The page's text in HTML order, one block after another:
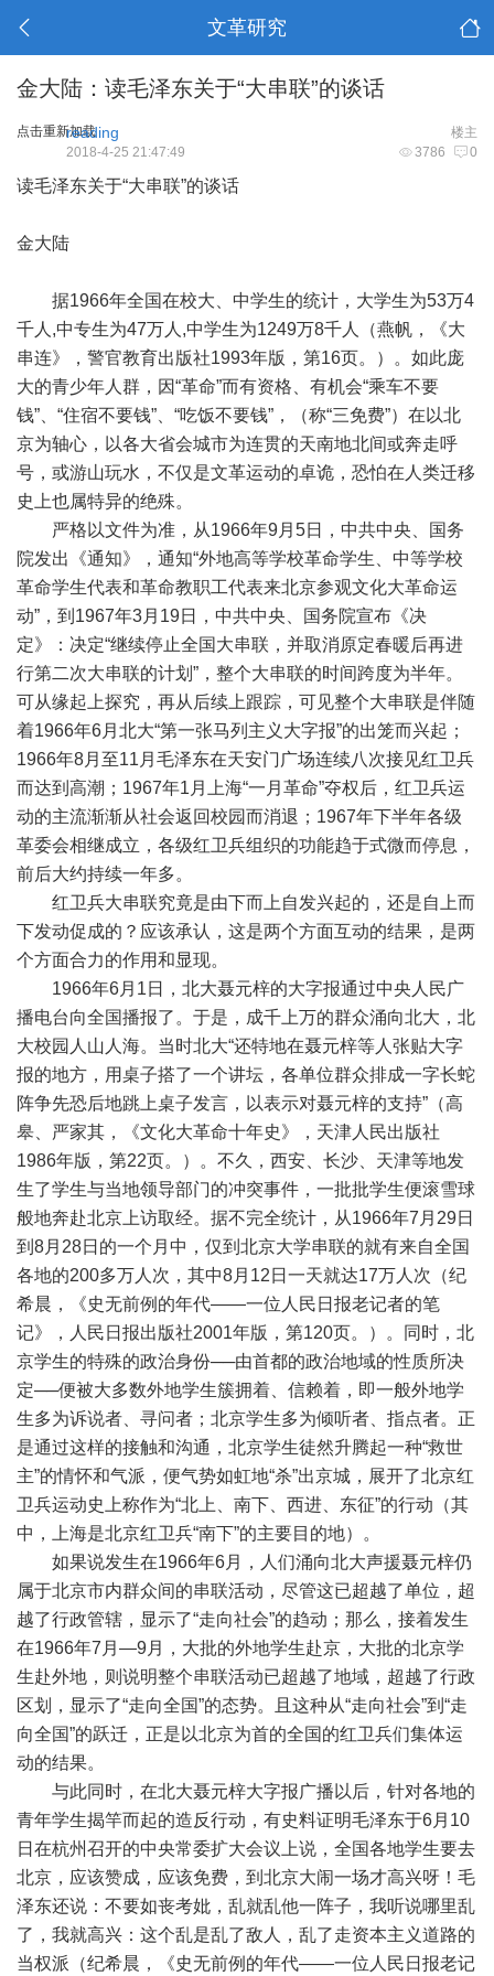
文革研究
金大陆：读毛泽东关于“大串联”的谈话
点击重新加载 楼主
reading
3786 0
2018-4-25 21:47:49
读毛泽东关于“大串联”的谈话
金大陆
据1966年全国在校大、中学生的统计，大学生为53万4
千人,中专生为47万人,中学生为1249万8千人（燕帆，《大
串连》，警官教育出版社1993年版，第16页。）。如此庞
大的青少年人群，因“革命”而有资格、有机会“乘车不要
钱”、“住宿不要钱”、“吃饭不要钱”，（称“三免费”）在以北
京为轴心，以各大省会城市为连贯的天南地北间或奔走呼
号，或游山玩水，不仅是文革运动的卓诡，恐怕在人类迁移
史上也属特异的绝殊。
严格以文件为准，从1966年9月5日，中共中央、国务
院发出《通知》，通知“外地高等学校革命学生、中等学校
革命学生代表和革命教职工代表来北京参观文化大革命运
动”，到1967年3月19日，中共中央、国务院宣布《决
定》：决定“继续停止全国大串联，并取消原定春暖后再进
行第二次大串联的计划”，整个大串联的时间跨度为半年。
可从缘起上探究，再从后续上跟踪，可见整个大串联是伴随
着1966年6月北大“第一张马列主义大字报”的出笼而兴起；
1966年8月至11月毛泽东在天安门广场连续八次接见红卫兵
而达到高潮；1967年1月上海“一月革命”夺权后，红卫兵运
动的主流渐渐从社会返回校园而消退；1967年下半年各级
革委会相继成立，各级红卫兵组织的功能趋于式微而停息，
前后大约持续一年多。
红卫兵大串联究竟是由下而上自发兴起的，还是自上而
下发动促成的？应该承认，这是两个方面互动的结果，是两
个方面合力的作用和显现。
1966年6月1日，北大聂元梓的大字报通过中央人民广
播电台向全国播报了。于是，成千上万的群众涌向北大，北
大校园人山人海。当时北大“还特地在聂元梓等人张贴大字
报的地方，用桌子搭了一个讲坛，各单位群众排成一字长蛇
阵争先恐后地跳上桌子发言，以表示对聂元梓的支持”（高
皋、严家其，《文化大革命十年史》，天津人民出版社
1986年版，第22页。）。不久，西安、长沙、天津等地发
生了学生与当地领导部门的冲突事件，一批批学生便滚雪球
般地奔赴北京上访取经。据不完全统计，从1966年7月29日
到8月28日的一个月中，仅到北京大学串联的就有来自全国
各地的200多万人次，其中8月12日一天就达17万人次（纪
希晨，《史无前例的年代——一位人民日报老记者的笔
记》，人民日报出版社2001年版，第120页。）。同时，北
京学生的特殊的政治身份──由首都的政治地域的性质所决
定──便被大多数外地学生簇拥着、信赖着，即一般外地学
生多为诉说者、寻问者；北京学生多为倾听者、指点者。正
是通过这样的接触和沟通，北京学生徒然升腾起一种“救世
主”的情怀和气派，便气势如虹地“杀”出京城，展开了北京红
卫兵运动史上称作为“北上、南下、西进、东征”的行动（其
中，上海是北京红卫兵“南下”的主要目的地）。
如果说发生在1966年6月，人们涌向北大声援聂元梓仍
属于北京市内群众间的串联活动，尽管这已超越了单位，超
越了行政管辖，显示了“走向社会”的趋动；那么，接着发生
在1966年7月—9月，大批的外地学生赴京，大批的北京学
生赴外地，则说明整个串联活动已超越了地域，超越了行政
区划，显示了“走向全国”的态势。且这种从“走向社会”到“走
向全国”的跃迁，正是以北京为首的全国的红卫兵们集体运
动的结果。
与此同时，在北大聂元梓大字报广播以后，针对各地的
青年学生揭竿而起的造反行动，有史料证明毛泽东于6月10
日在杭州召开的中央常委扩大会议上说，全国各地学生要去
北京，应该赞成，应该免费，到北京大闹一场才高兴呀！毛
泽东还说：不要如丧考妣，乱就乱他一阵子，我听说哪里乱
了，我就高兴：这个乱是乱了敌人，乱了走资本主义道路的
当权派（纪希晨，《史无前例的年代——一位人民日报老记